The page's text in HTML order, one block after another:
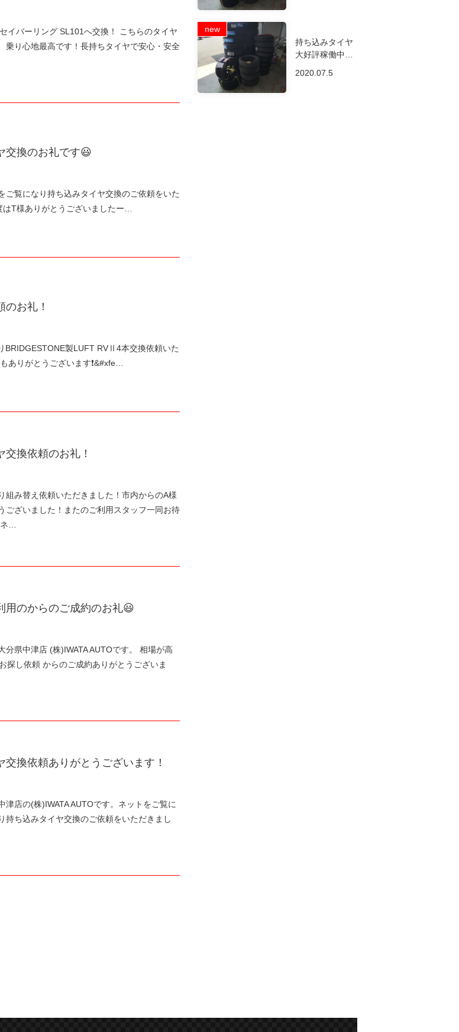
イバーリング SL101へ交換！ こちらのタイヤ
乗り心地最高です！長持ちタイヤで安心・安全
交換のお礼です😃
ご覧になり持ち込みタイヤ交換のご依頼をいた
はT様ありがとうございましたー…
のお礼！
BRIDGESTONE製LUFT RVⅡ4本交換依頼いた
ありがとうございます❗&#xfe…
交換依頼のお礼！
組み替え依頼いただきました！市内からのA様
ございました！またのご利用スタッフ一同お待
ネ…
用のからのご成約のお礼😃
分県中津店 (株)IWATA AUTOです。 相場が高
探し依頼 からのご成約ありがとうございま
交換依頼ありがとうございます！
津店の(株)IWATA AUTOです。ネットをご覧に
持ち込みタイヤ交換のご依頼をいただきまし
持ち込みタイヤ
大好評稼働中で
2020.07.5